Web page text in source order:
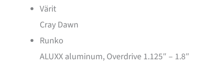
Värit
Cray Dawn
Runko
ALUXX aluminum, Overdrive 1.125″ – 1.8″